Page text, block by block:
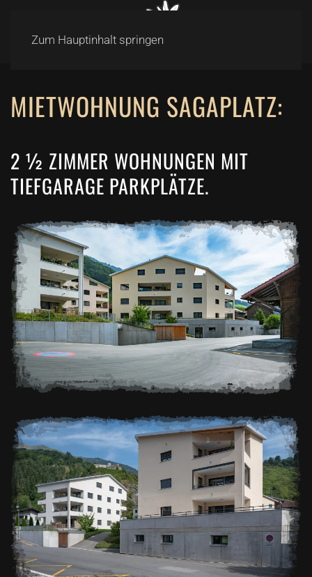
Zum Hauptinhalt springen
MIETWOHNUNG SAGAPLATZ:
2 ½ ZIMMER WOHNUNGEN MIT
TIEFGARAGE PARKPLÄTZE.